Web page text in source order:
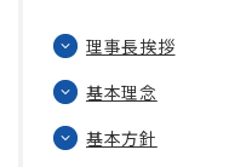
理事長挨拶
基本理念
基本方針